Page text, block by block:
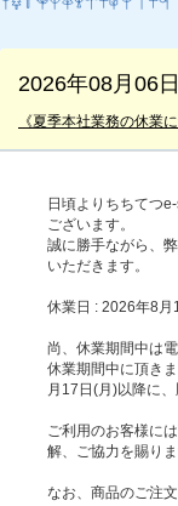
2026年08月06日
《夏季本社業務の休業
日頃よりちちてつ
ございます。
誠に勝手ながら、
いただきます。
休業日 : 2026年8
尚、休業期間中は
休業期間中に頂き
月17日(月)以降に、
ご利用のお客様に
解、ご協力を賜り
なお、商品のご注